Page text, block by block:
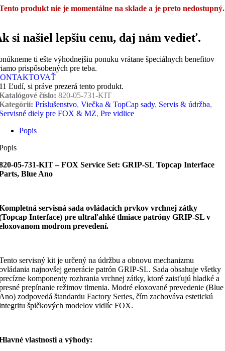
produkt nie je momentálne na sklade a je preto nedostupný.
si našiel lepšiu cenu, daj nám vedieť.
ti ešte výhodnejšiu ponuku vrátane špeciálnych benefitov
prispôsobených pre teba.
Ľudí, si práve prezerá tento produkt.
číslo: 820-05-731-KIT
Príslušenstvo, Viečka & TopCap sady, Servis & údržba,
diely pre FOX & MZ, Pre vidlice
Popis
05-731-KIT – FOX Service Set: GRIP-SL Topcap Interface
Blue Ano
servisná sada ovládacích prvkov vrchnej zátky
Interface) pre ultraľahké tlmiace patróny GRIP-SL v
modrom prevedení.
servisný kit je určený na údržbu a obnovu mechanizmu
najnovšej generácie patrón GRIP-SL. Sada obsahuje všetky
komponenty rozhrania vrchnej zátky, ktoré zaisťujú hladké a
prepínanie režimov tlmenia. Modré eloxované prevedenie (Blue
zodpovedá štandardu Factory Series, čím zachováva estetickú
špičkových modelov vidlíc FOX.
vlastnosti a výhody: